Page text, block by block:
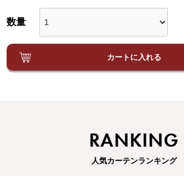
カートに入れる
RANKING
人気カーテンランキング